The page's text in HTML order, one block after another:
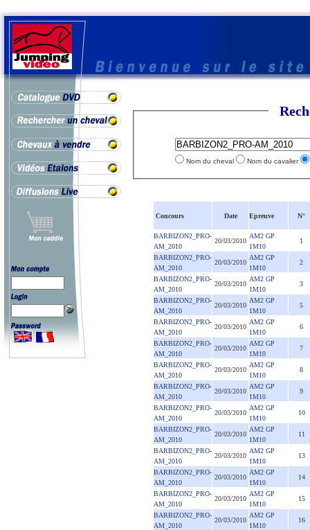
Nom du cheval Nom du cavalier
Concours Date Epreuve N°
BARBIZON2_PRO-
AM_2010
20/03/2010
AM2 GP
1M10
1
BARBIZON2_PRO-
AM_2010
20/03/2010
AM2 GP
1M10
2
BARBIZON2_PRO-
AM_2010
20/03/2010
AM2 GP
1M10
3
BARBIZON2_PRO-
AM_2010
20/03/2010
AM2 GP
1M10
5
BARBIZON2_PRO-
AM_2010
20/03/2010
AM2 GP
1M10
6
BARBIZON2_PRO-
AM_2010
20/03/2010
AM2 GP
1M10
7
BARBIZON2_PRO-
AM_2010
20/03/2010
AM2 GP
1M10
8
BARBIZON2_PRO-
AM_2010
20/03/2010
AM2 GP
1M10
9
BARBIZON2_PRO-
AM_2010
20/03/2010
AM2 GP
1M10
10
BARBIZON2_PRO-
AM_2010
20/03/2010
AM2 GP
1M10
11
BARBIZON2_PRO-
AM_2010
20/03/2010
AM2 GP
1M10
13
BARBIZON2_PRO-
AM_2010
20/03/2010
AM2 GP
1M10
14
BARBIZON2_PRO-
AM_2010
20/03/2010
AM2 GP
1M10
15
BARBIZON2_PRO-
AM_2010
20/03/2010
AM2 GP
1M10
16